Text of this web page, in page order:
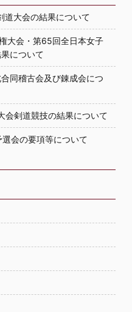
大会の結果について
大会・第65回全日本女子
について
同稽古会及び錬成会につ
剣道競技の結果について
会の要項等について